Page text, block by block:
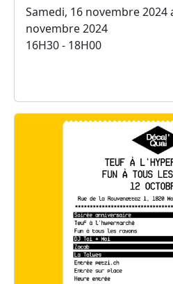
Samedi, 16 novembre 2024
novembre 2024
16H30 - 18H00